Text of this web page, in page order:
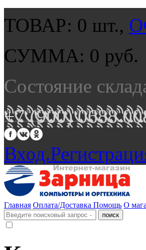
ТОВАР: 0 шт.,
СУММА: 0 руб.
Состояние
+7 (900) 0688
Вход.
Главная Оплата/Доставка Помощь О